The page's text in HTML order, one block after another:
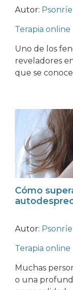
Autor: Psonríe
Terapia online
Uno de los
reveladores
que se
Cómo
Autor: Psonríe
Terapia online
Muchas
o una